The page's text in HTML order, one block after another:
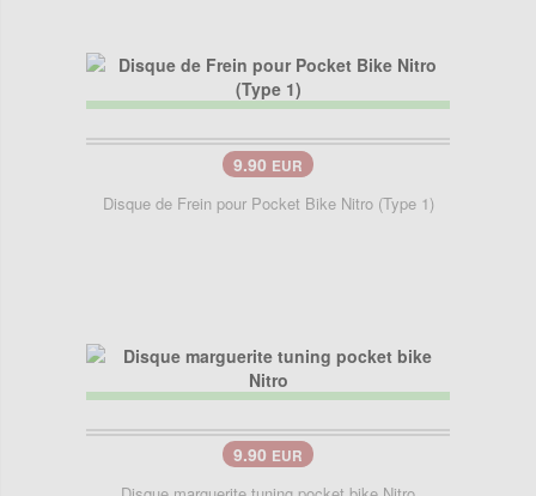
9.90 EUR
Disque de Frein pour Pocket Bike Nitro (Type 1)
9.90 EUR